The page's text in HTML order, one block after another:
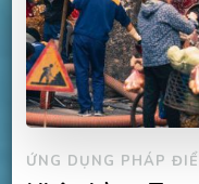
ỨNG DỤNG PHÁP